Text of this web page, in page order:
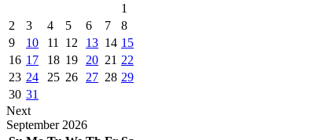
1
2
3 4 5 6 7
8
9
10 11 12 13 14 15
16 17 18 19 20 21 22
23 24 25 26 27 28 29
30 31
Next
September 2026